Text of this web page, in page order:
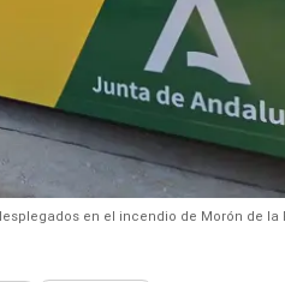
en el incendio de Morón de la